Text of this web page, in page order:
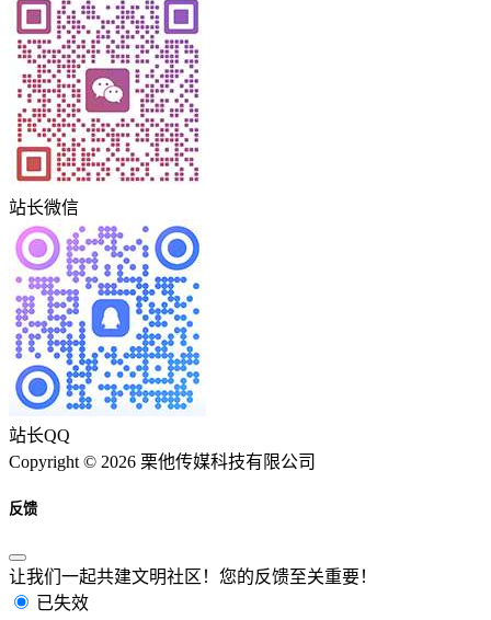
站长微信
站长QQ
Copyright © 2026 栗他传媒科技有限公司
反馈
让我们一起共建文明社区！您的反馈至关重要！
已失效